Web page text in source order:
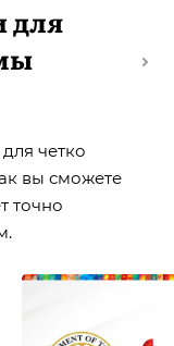
для
четко
вы сможете
точно